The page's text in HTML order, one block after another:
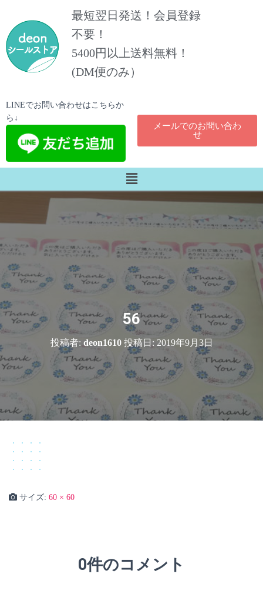
最短翌日発送！会員登録
不要！
5400円以上送料無料！​
(DM便のみ）
LINEでお問い合わせはこちらか
ら↓
メールでのお問い合わ
せ
56
投稿者: deon1610投稿日: 2019年9月3日
サイズ: 60 × 60
0件のコメント